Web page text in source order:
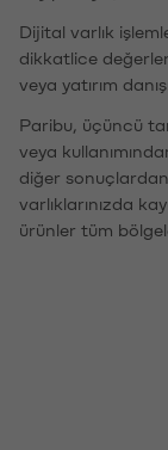
Dijital varlık
dikkatlice
veya yatırım
Paribu, üçüncü
veya
diğer sonuçlardan
varlıklarınızda
ürünler tüm